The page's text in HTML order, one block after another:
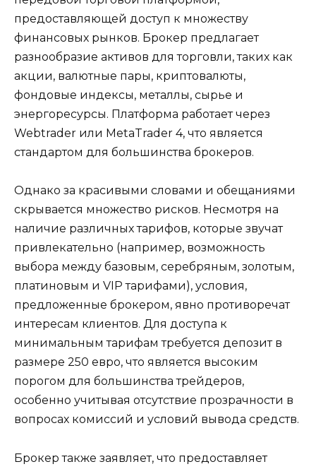
предоставляющей доступ к множеству
финансовых рынков. Брокер предлагает
разнообразие активов для торговли, таких как
акции, валютные пары, криптовалюты,
фондовые индексы, металлы, сырье и
энергоресурсы. Платформа работает через
Webtrader или MetaTrader 4, что является
стандартом для большинства брокеров.
Однако за красивыми словами и обещаниями
скрывается множество рисков. Несмотря на
наличие различных тарифов, которые звучат
привлекательно (например, возможность
выбора между базовым, серебряным, золотым,
платиновым и VIP тарифами), условия,
предложенные брокером, явно противоречат
интересам клиентов. Для доступа к
минимальным тарифам требуется депозит в
размере 250 евро, что является высоким
порогом для большинства трейдеров,
особенно учитывая отсутствие прозрачности в
вопросах комиссий и условий вывода средств.
Брокер также заявляет, что предоставляет